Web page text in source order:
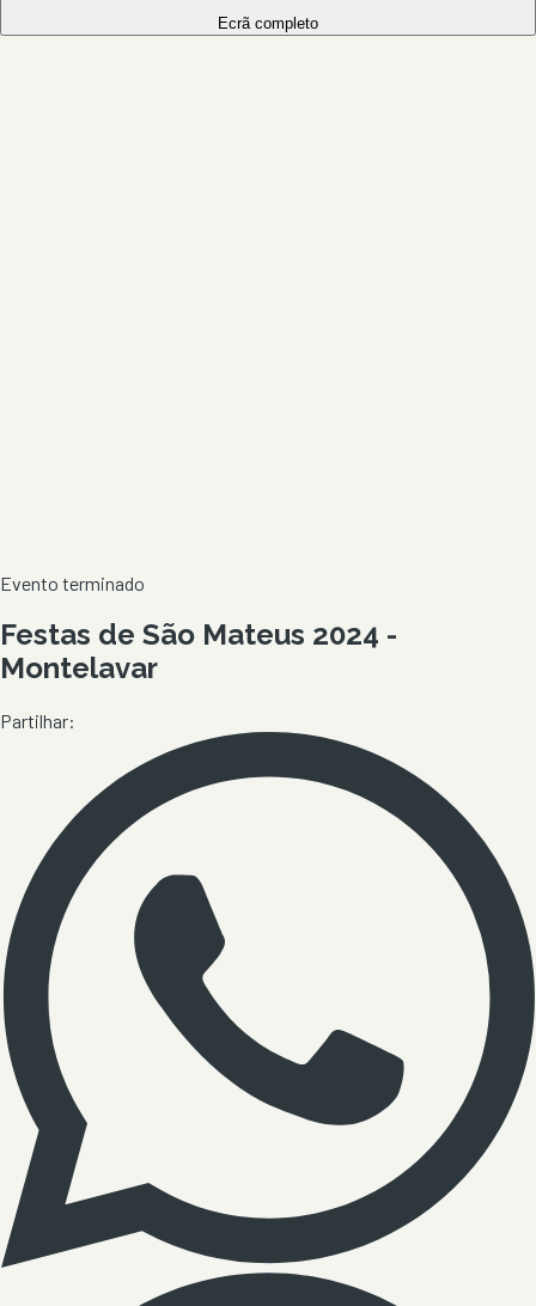
Ecrã completo
Evento terminado
Festas de São Mateus 2024 -
Montelavar
Partilhar: